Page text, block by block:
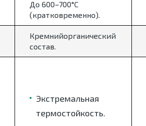
До 600–700°C
(кратковременно).
Кремнийорганический
состав.
Экстремальная
термостойкость.